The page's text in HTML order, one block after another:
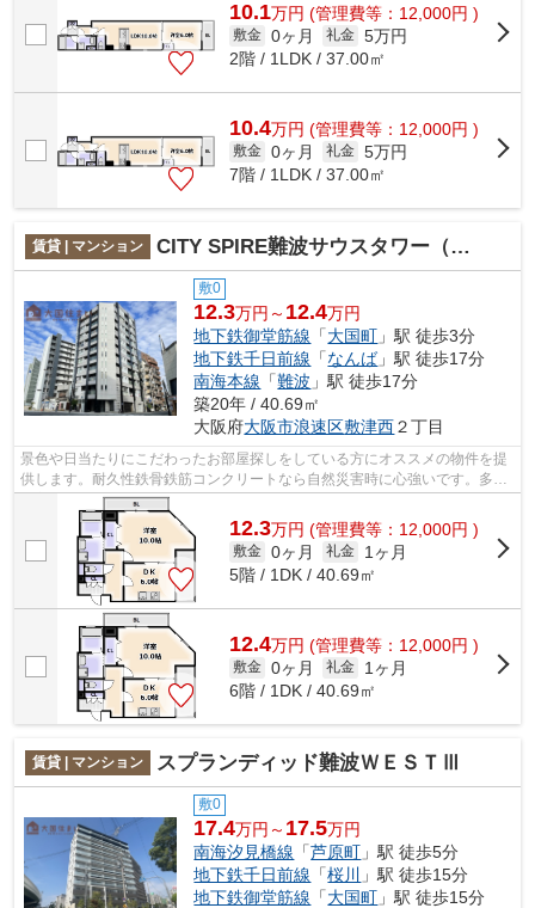
10.1万円 (管理費等：12,000円 )
敷金 0ヶ月 礼金 5万円
2階 / 1LDK / 37.00㎡
10.4万円 (管理費等：12,000円 )
敷金 0ヶ月 礼金 5万円
7階 / 1LDK / 37.00㎡
賃貸 | マンション CITY SPIRE難波サウスタワー（フェニックスタワー）
敷0
12.3万円～ 12.4万円
地下鉄御堂筋線 「大国町 」駅 徒歩3分
地下鉄千日前線 「なんば」駅 徒歩17分
南海本線 「難波 」駅 徒歩17分
築20年 / 40.69㎡
大阪府大阪市浪速区敷津西２丁目
景色や日当たりにこだわったお部屋探しをしている方にオススメの物件を提
供します。耐久性鉄骨鉄筋コンクリートなら自然災害時に心強いです。多く
の方に好評の、駅から徒歩3分の生活に...
12.3万円 (管理費等：12,000円 )
敷金 0ヶ月 礼金
1ヶ月
5階 / 1DK / 40.69㎡
12.4万円 (管理費等：12,000円 )
敷金 0ヶ月 礼金
1ヶ月
6階 / 1DK / 40.69㎡
賃貸 | マンション スプランディッド難波ＷＥＳＴⅢ
敷0
17.4万円～ 17.5万円
南海汐見橋線 「芦原町 」駅 徒歩5分
地下鉄千日前線 「桜川
」駅 徒歩15分
地下鉄御堂筋線 「大国町 」駅 徒歩15分